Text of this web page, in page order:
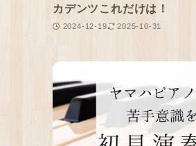
カデンツこれだけは！
2024-12-19 2025-10-31